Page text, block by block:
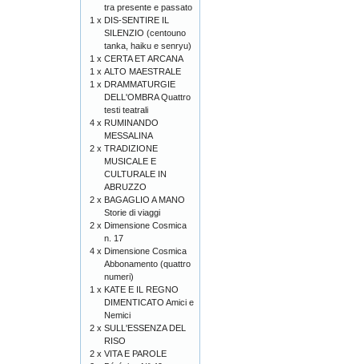
tra presente e passato
1 x DIS-SENTIRE IL
SILENZIO (centouno
tanka, haiku e senryu)
1 x CERTA ET ARCANA
1 x ALTO MAESTRALE
1 x DRAMMATURGIE
DELL'OMBRA Quattro
testi teatrali
4 x RUMINANDO
MESSALINA
2 x TRADIZIONE
MUSICALE E
CULTURALE IN
ABRUZZO
2 x BAGAGLIO A MANO
Storie di viaggi
2 x Dimensione Cosmica
n. 17
4 x Dimensione Cosmica
Abbonamento (quattro
numeri)
1 x KATE E IL REGNO
DIMENTICATO Amici e
Nemici
2 x SULL'ESSENZA DEL
RISO
2 x VITA E PAROLE